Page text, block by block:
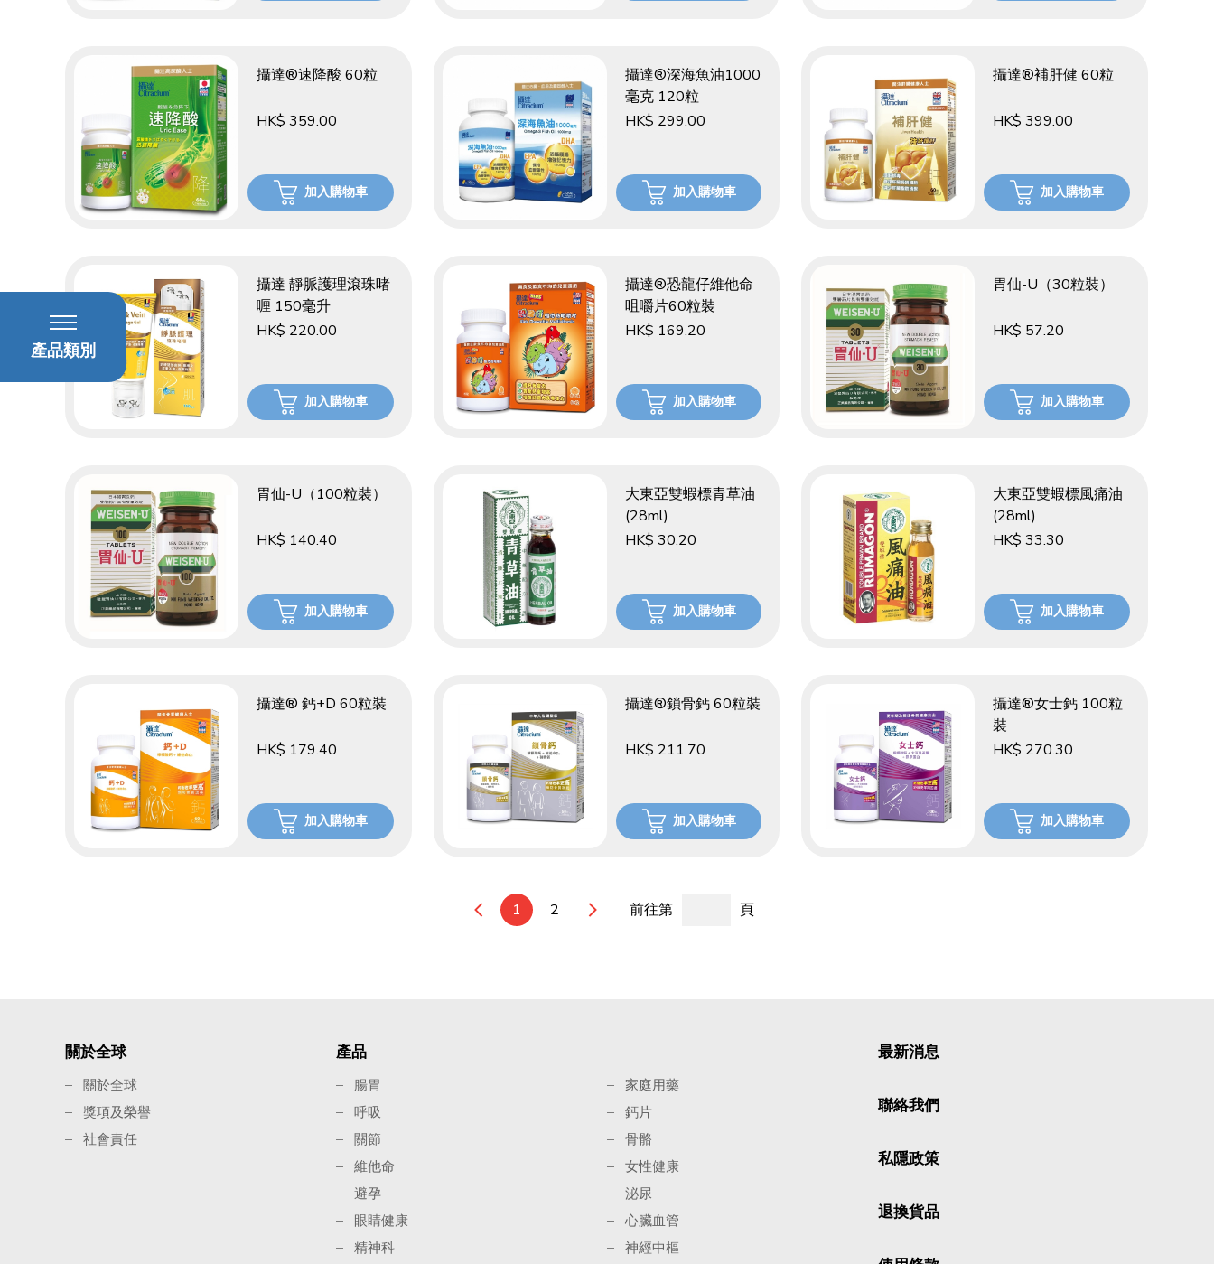
攝達®速降酸 60粒
HK$ 359.00
加入購物車
攝達®深海魚油1000
毫克 120粒
HK$ 299.00
加入購物車
攝達®補肝健 60粒
HK$ 399.00
加入購物車
攝達 靜脈護理滾珠啫
喱 150毫升
HK$ 220.00
加入購物車
攝達®恐龍仔維他命
咀嚼片60粒裝
HK$ 169.20
加入購物車
胃仙-U（30粒裝）
HK$ 57.20
加入購物車
胃仙-U（100粒裝）
HK$ 140.40
加入購物車
大東亞雙蝦標青草油
(28ml)
HK$ 30.20
加入購物車
大東亞雙蝦標風痛油
(28ml)
HK$ 33.30
加入購物車
攝達® 鈣+D 60粒裝
HK$ 179.40
加入購物車
攝達®鎖骨鈣 60粒裝
HK$ 211.70
加入購物車
攝達®女士鈣 100粒
裝
HK$ 270.30
加入購物車
1 2 前往第 頁
產品類別
關於全球
關於全球
獎項及榮譽
社會責任
產品
腸胃
家庭用藥
呼吸
鈣片
關節
骨骼
維他命
女性健康
避孕
泌尿
眼睛健康
心臟血管
精神科
神經中樞
最新消息
聯絡我們
私隱政策
退換貨品